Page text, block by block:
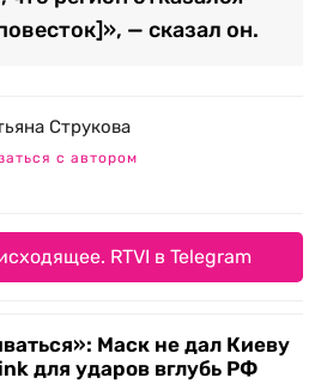
— сказал он.
Струкова
с автором
RTVI в Telegram
Маск не дал Киеву
для ударов вглубь РФ